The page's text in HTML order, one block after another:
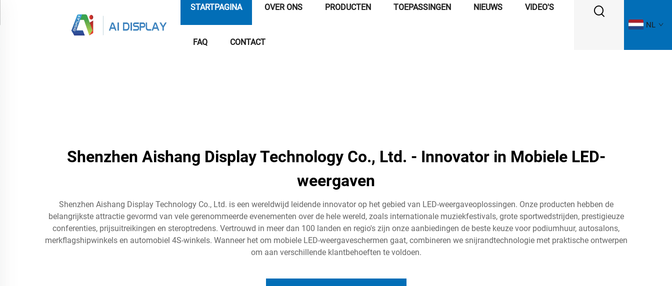
STARTPAGINA OVER ONS PRODUCTEN TOEPASSINGEN NIEUWS VIDEO'S
FAQ CONTACT
NL
Shenzhen Aishang Display Technology Co., Ltd. - Innovator in Mobiele LED-
weergaven
Shenzhen Aishang Display Technology Co., Ltd. is een wereldwijd leidende innovator op het gebied van LED-weergaveoplossingen. Onze producten hebben de
belangrijkste attractie gevormd van vele gerenommeerde evenementen over de hele wereld, zoals internationale muziekfestivals, grote sportwedstrijden, prestigieuze
conferenties, prijsuitreikingen en steroptredens. Vertrouwd in meer dan 100 landen en regio's zijn onze aanbiedingen de beste keuze voor podiumhuur, autosalons,
merkflagshipwinkels en automobiel 4S-winkels. Wanneer het om mobiele LED-weergaveschermen gaat, combineren we snijrandtechnologie met praktische ontwerpen
om aan verschillende klantbehoeften te voldoen.